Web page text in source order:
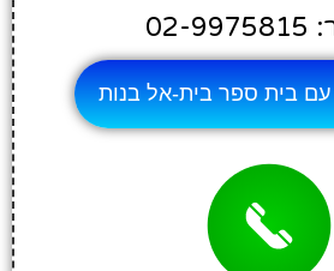
בית ספר בית-אל בנות